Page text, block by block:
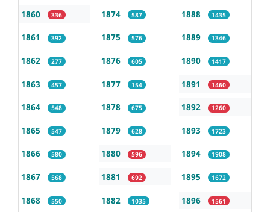
1860 336
1861 392
1862 277
1863 457
1864 548
1865 547
1866 580
1867 568
1868 550
1874 587
1875 576
1876 605
1877 154
1878 675
1879 628
1880 596
1881 692
1882 1035
1888 1435
1889 1346
1890 1417
1891 1460
1892 1260
1893 1723
1894 1908
1895 1672
1896 1561